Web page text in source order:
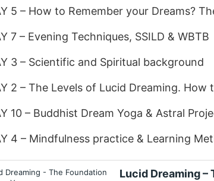
5 – How to Remember your Dreams?
7 – Evening Techniques, SSILD & WBTB
3 – Scientific and Spiritual background
2 – The Levels of Lucid Dreaming.
10 – Buddhist Dream Yoga & Astral
4 – Mindfulness practice & Learning
Lucid Dreaming –